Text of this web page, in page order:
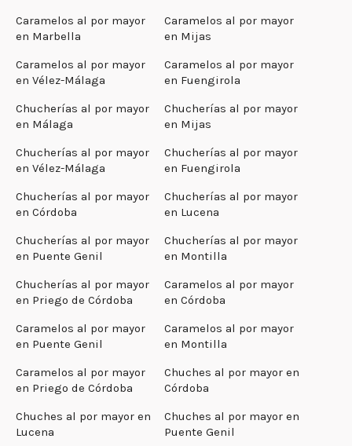
Caramelos al por mayor
en Marbella
Caramelos al por mayor
en Mijas
Caramelos al por mayor
en Vélez-Málaga
Caramelos al por mayor
en Fuengirola
Chucherías al por mayor
en Málaga
Chucherías al por mayor
en Mijas
Chucherías al por mayor
en Vélez-Málaga
Chucherías al por mayor
en Fuengirola
Chucherías al por mayor
en Córdoba
Chucherías al por mayor
en Lucena
Chucherías al por mayor
en Puente Genil
Chucherías al por mayor
en Montilla
Chucherías al por mayor
en Priego de Córdoba
Caramelos al por mayor
en Córdoba
Caramelos al por mayor
en Puente Genil
Caramelos al por mayor
en Montilla
Caramelos al por mayor
en Priego de Córdoba
Chuches al por mayor en
Córdoba
Chuches al por mayor en
Lucena
Chuches al por mayor en
Puente Genil